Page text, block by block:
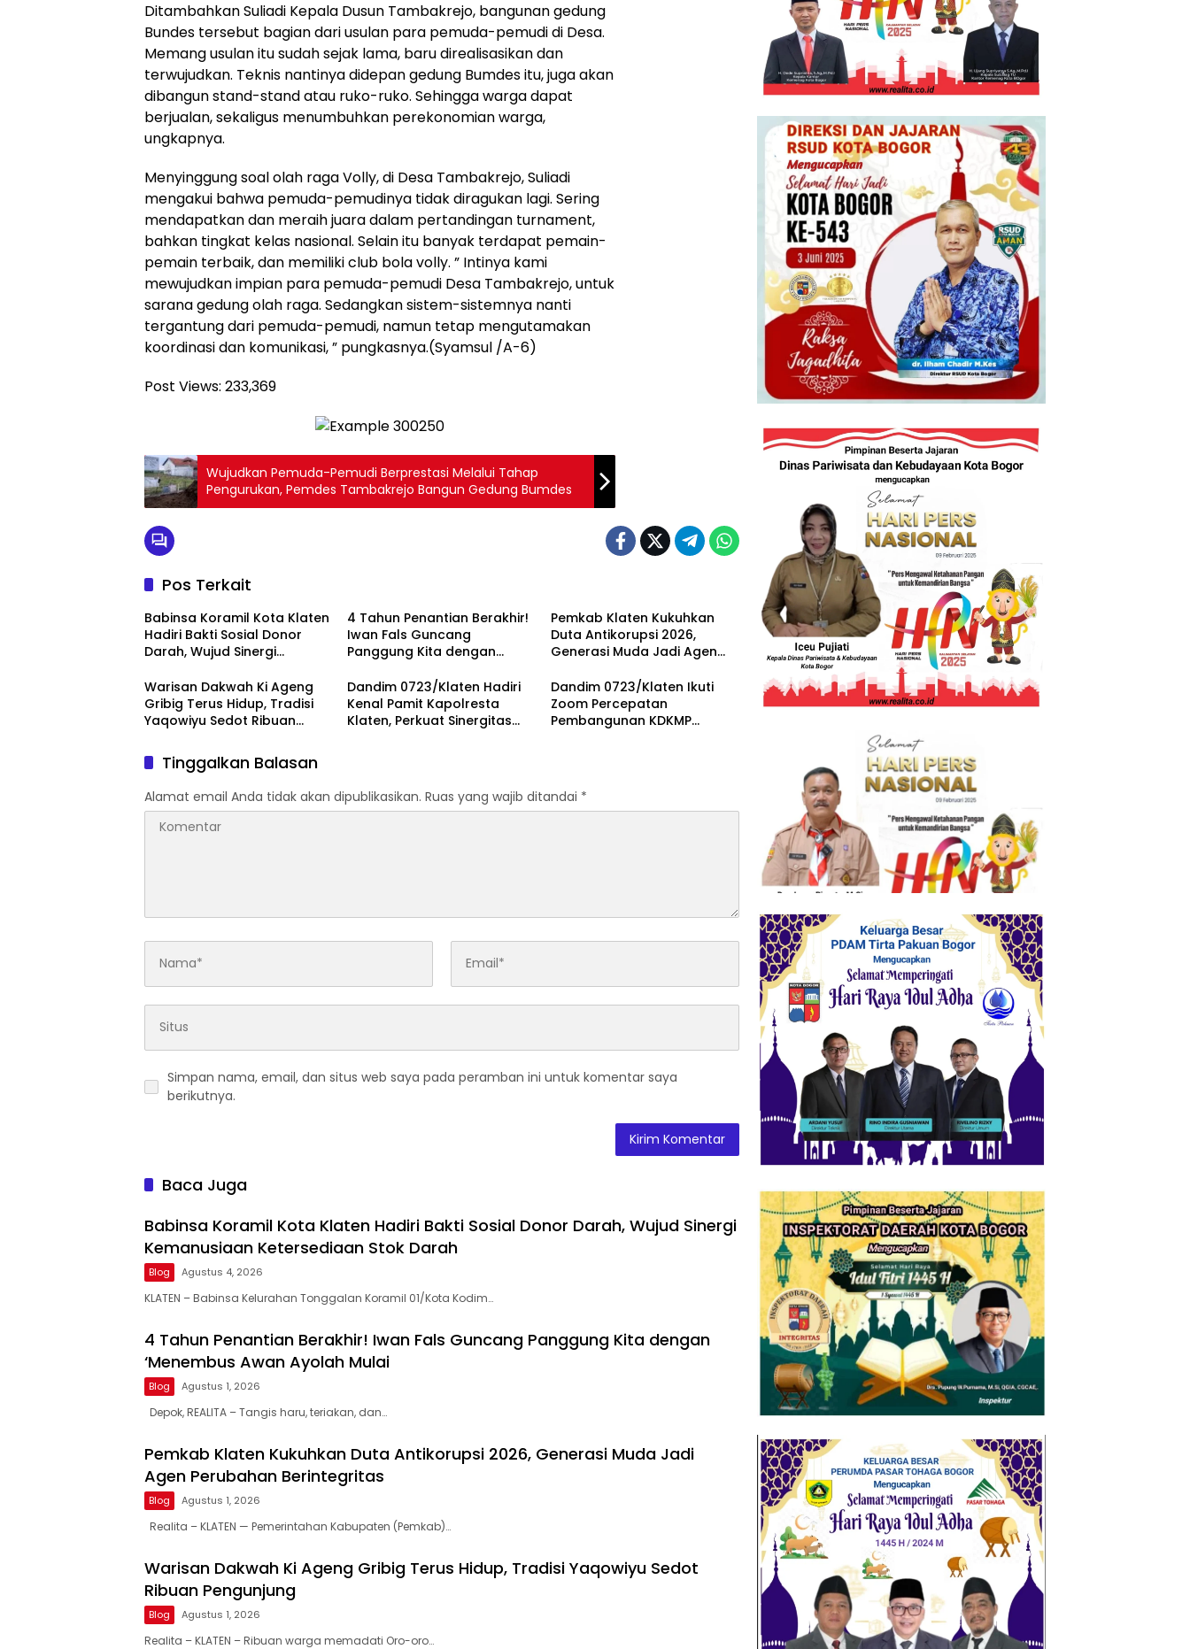
Ditambahkan Suliadi Kepala Dusun Tambakrejo, bangunan gedung
Bundes tersebut bagian dari usulan para pemuda-pemudi di Desa.
Memang usulan itu sudah sejak lama, baru direalisasikan dan
terwujudkan. Teknis nantinya didepan gedung Bumdes itu, juga akan
dibangun stand-stand atau ruko-ruko. Sehingga warga dapat
berjualan, sekaligus menumbuhkan perekonomian warga,
ungkapnya.
Menyinggung soal olah raga Volly, di Desa Tambakrejo, Suliadi
mengakui bahwa pemuda-pemudinya tidak diragukan lagi. Sering
mendapatkan dan meraih juara dalam pertandingan turnament,
bahkan tingkat kelas nasional. Selain itu banyak terdapat pemain-
pemain terbaik, dan memiliki club bola volly. ” Intinya kami
mewujudkan impian para pemuda-pemudi Desa Tambakrejo, untuk
sarana gedung olah raga. Sedangkan sistem-sistemnya nanti
tergantung dari pemuda-pemudi, namun tetap mengutamakan
koordinasi dan komunikasi, ” pungkasnya.(Syamsul /A-6)
Post Views: 233,369
Wujudkan Pemuda-Pemudi Berprestasi Melalui Tahap
Pengurukan, Pemdes Tambakrejo Bangun Gedung Bumdes
Pos Terkait
Babinsa Koramil Kota Klaten
Hadiri Bakti Sosial Donor
Darah, Wujud Sinergi
Stok Darah
4 Tahun Penantian Berakhir!
Iwan Fals Guncang
Panggung Kita dengan
Mulai
Pemkab Klaten Kukuhkan
Duta Antikorupsi 2026,
Generasi Muda Jadi Agen
Warisan Dakwah Ki Ageng
Gribig Terus Hidup, Tradisi
Yaqowiyu Sedot Ribuan
Dandim 0723/Klaten Hadiri
Kenal Pamit Kapolresta
Klaten, Perkuat Sinergitas
Dandim 0723/Klaten Ikuti
Zoom Percepatan
Pembangunan KDKMP
Tinggalkan Balasan
Alamat email Anda tidak akan dipublikasikan. Ruas yang wajib ditandai *
Simpan nama, email, dan situs web saya pada peramban ini untuk komentar saya
berikutnya.
Baca Juga
Babinsa Koramil Kota Klaten Hadiri Bakti Sosial Donor Darah, Wujud Sinergi
Kemanusiaan Ketersediaan Stok Darah
Blog Agustus 4, 2026
KLATEN – Babinsa Kelurahan Tonggalan Koramil 01/Kota Kodim…
4 Tahun Penantian Berakhir! Iwan Fals Guncang Panggung Kita dengan
‘Menembus Awan Ayolah Mulai
Blog Agustus 1, 2026
Depok, REALITA – Tangis haru, teriakan, dan…
Pemkab Klaten Kukuhkan Duta Antikorupsi 2026, Generasi Muda Jadi
Agen Perubahan Berintegritas
Blog Agustus 1, 2026
Realita – KLATEN — Pemerintahan Kabupaten (Pemkab)…
Warisan Dakwah Ki Ageng Gribig Terus Hidup, Tradisi Yaqowiyu Sedot
Ribuan Pengunjung
Blog Agustus 1, 2026
Realita – KLATEN – Ribuan warga memadati Oro-oro…